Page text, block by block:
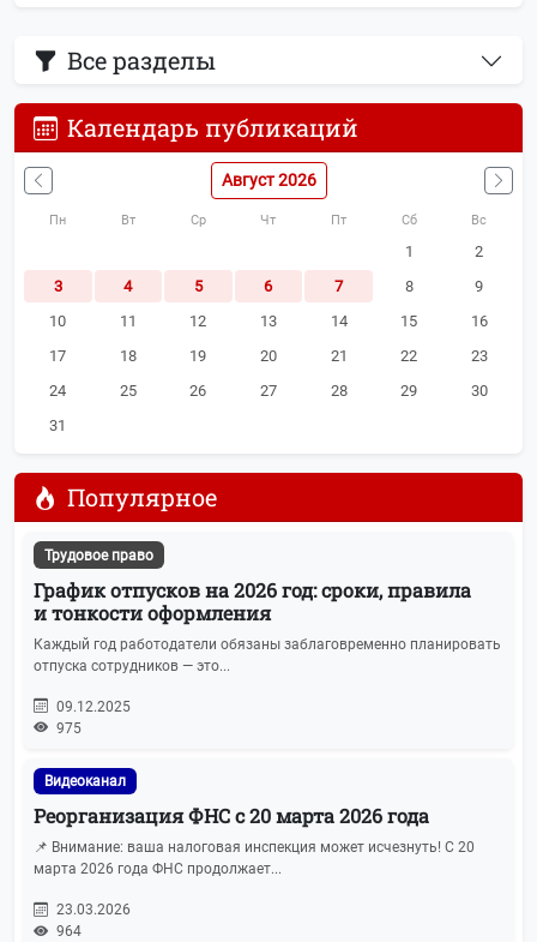
Все разделы
Календарь публикаций
Август 2026
Пн Вт Ср Чт Пт Сб Вс
1
2
3
4 5 6 7 8
9
10
11 12 13 14 15
16
17
18 19 20 21 22
23
24
25 26 27 28 29
30
31
Популярное
Трудовое право
График отпусков на 2026 год: сроки, правила
и тонкости оформления
Каждый год работодатели обязаны заблаговременно планировать
отпуска сотрудников — это...
09.12.2025
975
Видеоканал
Реорганизация ФНС с 20 марта 2026 года
📌 Внимание: ваша налоговая инспекция может исчезнуть! С 20
марта 2026 года ФНС продолжает...
23.03.2026
964